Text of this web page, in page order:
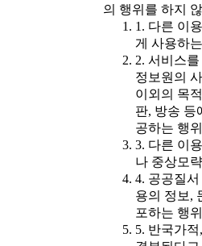
의 행위를 하지
1. 다른 이
게 사용하
2. 서비스
정보원의
이외의 목
판, 방송 등
공하는 행위
3. 다른 이
나 중상모
4. 공공질
용의 정보,
포하는 행위
5. 반국가